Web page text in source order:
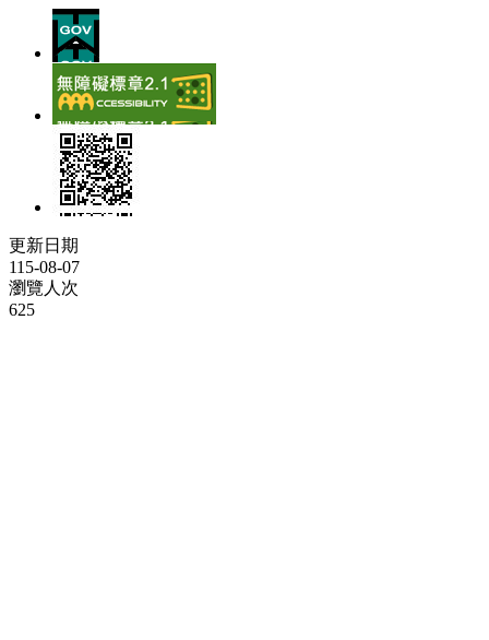
更新日期
115-08-07
瀏覽人次
625